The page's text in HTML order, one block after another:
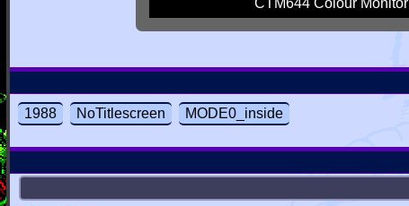
CTM644 Colour Monitor
1988 NoTitlescreen MODE0_inside